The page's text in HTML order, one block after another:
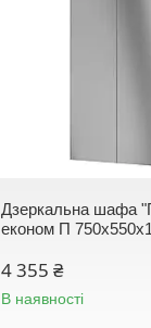
Дзеркальна шафа
економ П
4 355 ₴
В наявності